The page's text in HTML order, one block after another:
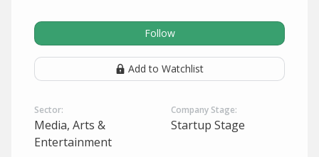
Follow
Add to Watchlist
Sector:
Media, Arts &
Entertainment
Company Stage:
Startup Stage